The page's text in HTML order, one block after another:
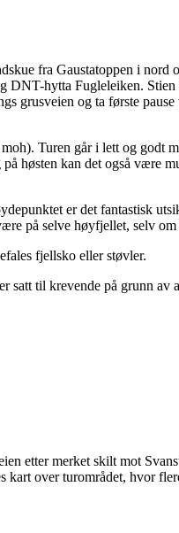
fra Gaustatoppen i
hytta Fugleleiken.
grusveien og ta første
Turen går i lett og
høsten kan det også
er det fantastisk
på selve høyfjellet, selv
fjellsko eller støvler.
satt til krevende på grunn av
etter merket skilt mot
over turområdet, hvor